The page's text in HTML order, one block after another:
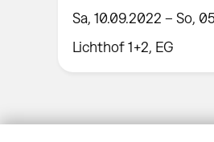
Sa, 10.09.2022 – So,
Lichthof 1+2, EG